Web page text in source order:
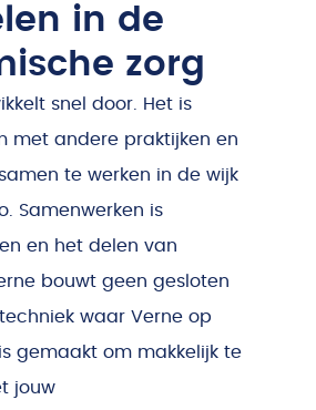
in de
zorg
snel door. Het is
met andere praktijken en
te werken in de wijk
Samenwerken is
en het delen van
bouwt geen gesloten
waar Verne op
gemaakt om makkelijk te
jouw